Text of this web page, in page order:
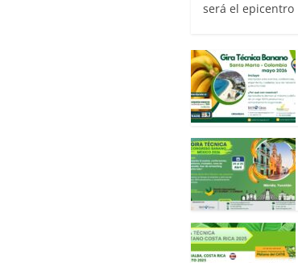
será el epicentro